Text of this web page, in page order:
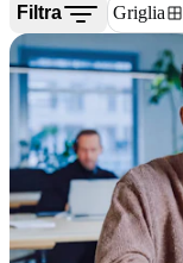
Filtra Griglia